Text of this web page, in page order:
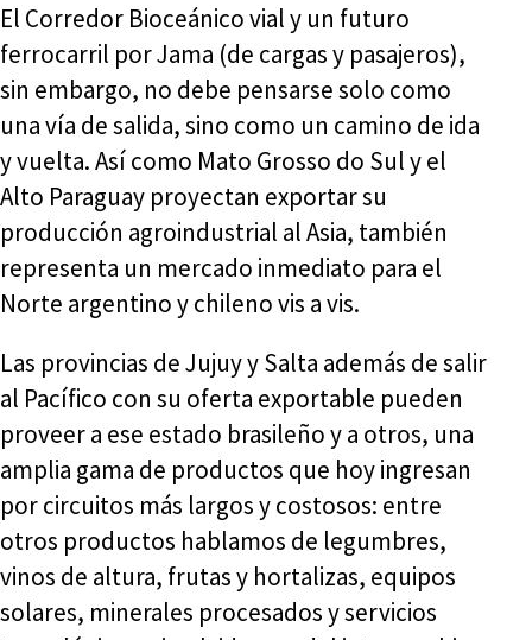
El Corredor Bioceánico vial y un futuro
ferrocarril por Jama (de cargas y pasajeros),
sin embargo, no debe pensarse solo como
una vía de salida, sino como un camino de ida
y vuelta. Así como Mato Grosso do Sul y el
Alto Paraguay proyectan exportar su
producción agroindustrial al Asia, también
representa un mercado inmediato para el
Norte argentino y chileno vis a vis.
Las provincias de Jujuy y Salta además de salir
al Pacífico con su oferta exportable pueden
proveer a ese estado brasileño y a otros, una
amplia gama de productos que hoy ingresan
por circuitos más largos y costosos: entre
otros productos hablamos de legumbres,
vinos de altura, frutas y hortalizas, equipos
solares, minerales procesados y servicios